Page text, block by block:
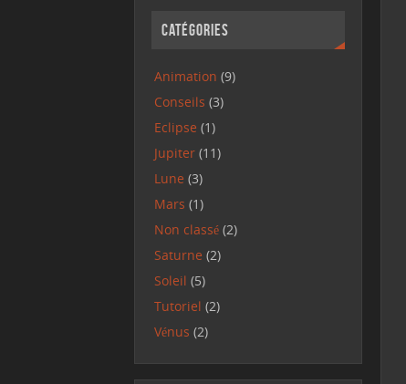
Catégories
Animation (9)
Conseils (3)
Eclipse (1)
Jupiter (11)
Lune (3)
Mars (1)
Non classé (2)
Saturne (2)
Soleil (5)
Tutoriel (2)
Vénus (2)